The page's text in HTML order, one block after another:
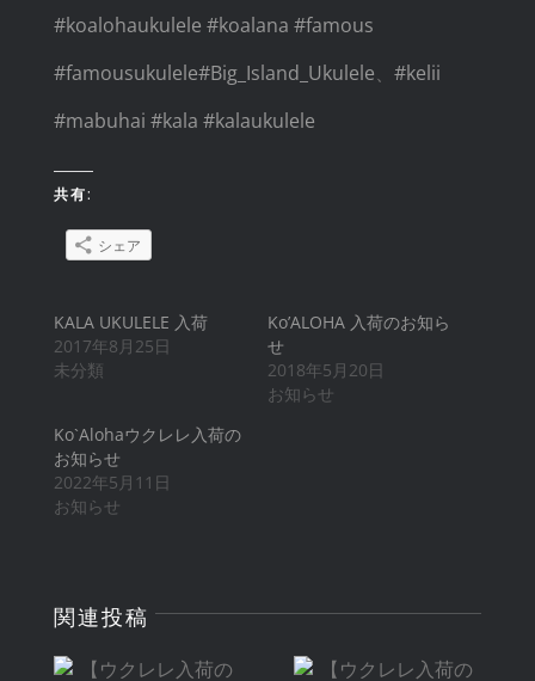
#koalohaukulele #koalana #famous
#famousukulele#Big_Island_Ukulele、 #kelii
#mabuhai #kala #kalaukulele
共有:
シェア
KALA UKULELE 入荷
2017年8月25日
未分類
Ko’ALOHA 入荷のお知ら
せ
2018年5月20日
お知らせ
Ko`Alohaウクレレ入荷の
お知らせ
2022年5月11日
お知らせ
関連投稿
【ウクレレ入
【ウクレレ入